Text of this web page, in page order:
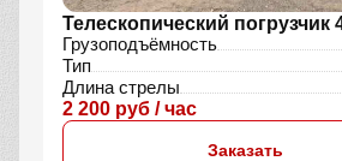
Телескопический погрузчик
Грузоподъёмность
Тип
Длина стрелы
2 200 руб / час
Заказать